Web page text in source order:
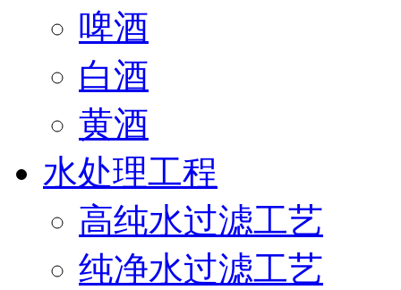
啤酒
白酒
黄酒
水处理工程
高纯水过滤工艺
纯净水过滤工艺